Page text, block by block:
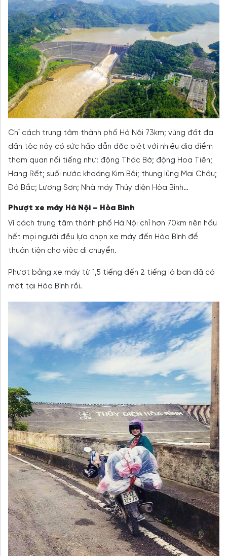
Chỉ cách trung tâm thành phố Hà Nội 73km; vùng đất đa
dân tộc này có sức hấp dẫn đặc biệt với nhiều địa điểm
tham quan nổi tiếng như: động Thác Bờ; động Hoa Tiên;
Hang Rết; suối nước khoáng Kim Bôi; thung lũng Mai Châu;
Đà Bắc; Lương Sơn; Nhà máy Thủy điện Hòa Bình…
Phượt xe máy Hà Nội – Hòa Bình
Vì cách trung tâm thành phố Hà Nội chỉ hơn 70km nên hầu
hết mọi người đều lựa chọn xe máy đến Hòa Bình để
thuận tiện cho việc di chuyển.
Phượt bằng xe máy từ 1,5 tiếng đến 2 tiếng là bạn đã có
mặt tại Hòa Bình rồi.